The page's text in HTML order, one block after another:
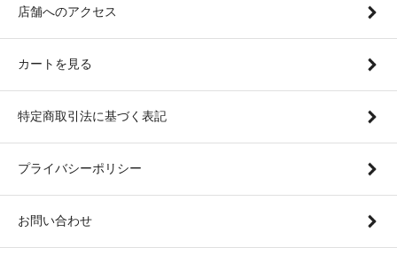
店舗へのアクセス
カートを見る
特定商取引法に基づく表記
プライバシーポリシー
お問い合わせ